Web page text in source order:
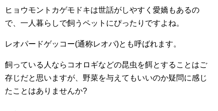
ヒョウモントカゲモドキは世話がしやすく愛嬌もあるの
で、一人暮らしで飼うペットにぴったりですよね。
レオパードゲッコー(通称レオパ)とも呼ばれます。
飼っている人ならコオロギなどの昆虫を餌とすることはご
存じだと思いますが、野菜を与えてもいいのか疑問に感じ
たことはありませんか?